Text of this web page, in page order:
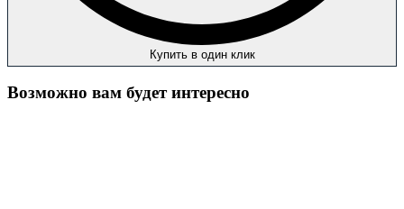
Купить в один клик
Возможно вам будет интересно